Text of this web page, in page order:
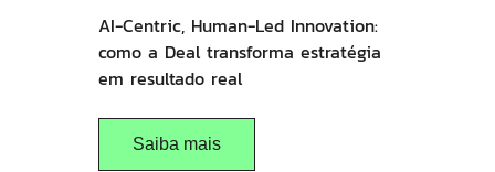
AI-Centric, Human-Led Innovation:
como a Deal transforma estratégia
em resultado real
Saiba mais